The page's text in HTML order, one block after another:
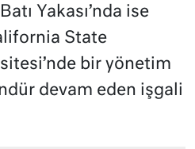
Yakası’nda ise
State
bir yönetim
devam eden işgali